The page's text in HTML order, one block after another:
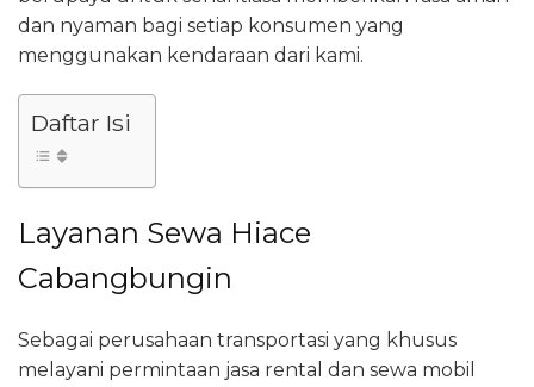
dan nyaman bagi setiap konsumen yang
menggunakan kendaraan dari kami.
Daftar Isi
Layanan Sewa Hiace
Cabangbungin
Sebagai perusahaan transportasi yang khusus
melayani permintaan jasa rental dan sewa mobil